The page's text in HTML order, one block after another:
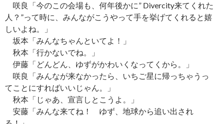
咲良「今のこの会場も、何年後かに” Divercity来てくれた
人？”って時に、みんながこうやって手を挙げてくれると嬉
しいよね。」
坂本「みんなちゃんといてよ！」
秋本「行かないでね。」
伊藤「どんどん、ゆずがかわいくなってくから。」
咲良「みんなが来なかったら、いちご星に帰っちゃうっ
てことにすればいいじゃん。」
秋本「じゃあ、宣言しとこうよ。」
安藤「みんな来てね！ ゆず、地球から追い出され